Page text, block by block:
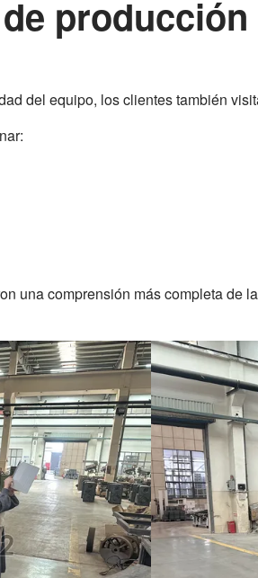
producción
del equipo, los clientes también
una comprensión más completa de